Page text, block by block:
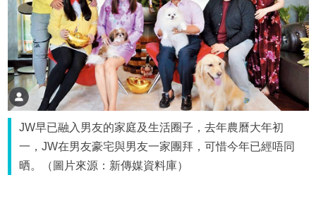
JW早已融入男友的家庭及生活圈子，去年農曆大年初
一，JW在男友豪宅與男友一家團拜，可惜今年已經唔同
晒。（圖片來源：新傳媒資料庫）